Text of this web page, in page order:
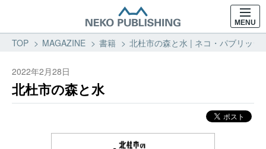
MENU
TOP MAGAZINE 書籍 北杜市の森と水 | ネコ・パブリッシ
2022年2月28日
北杜市の森と水